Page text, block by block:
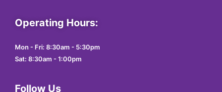
Operating Hours:
Mon - Fri: 8:30am - 5:30pm
Sat: 8:30am - 1:00pm
Follow Us